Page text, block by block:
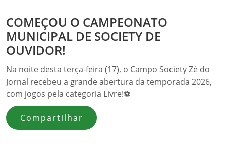
COMEÇOU O CAMPEONATO
MUNICIPAL DE SOCIETY DE
OUVIDOR!
Na noite desta terça-feira (17), o Campo Society Zé do
Jornal recebeu a grande abertura da temporada 2026,
com jogos pela categoria Livre!⚽
Compartilhar